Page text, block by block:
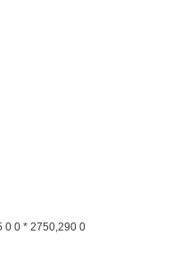
0 0 * 2750,290 0